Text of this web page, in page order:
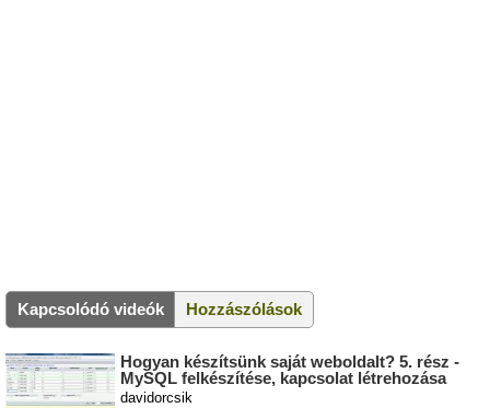
Kapcsolódó videók Hozzászólások
Hogyan készítsünk saját weboldalt? 5. rész -
MySQL felkészítése, kapcsolat létrehozása
davidorcsik